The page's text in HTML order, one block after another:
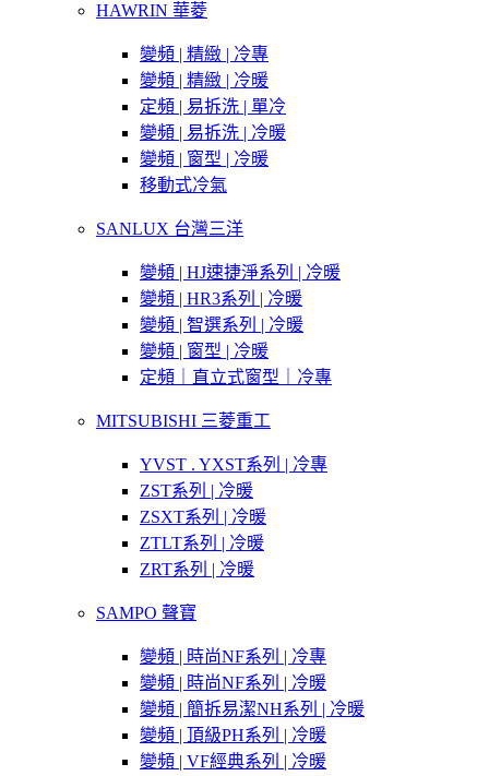
HAWRIN 華菱
變頻 | 精緻 | 冷專
變頻 | 精緻 | 冷暖
定頻 | 易拆洗 | 單冷
變頻 | 易拆洗 | 冷暖
變頻 | 窗型 | 冷暖
移動式冷氣
SANLUX 台灣三洋
變頻 | HJ速捷淨系列 | 冷暖
變頻 | HR3系列 | 冷暖
變頻 | 智選系列 | 冷暖
變頻 | 窗型 | 冷暖
定頻｜直立式窗型｜冷專
MITSUBISHI 三菱重工
YVST . YXST系列 | 冷專
ZST系列 | 冷暖
ZSXT系列 | 冷暖
ZTLT系列 | 冷暖
ZRT系列 | 冷暖
SAMPO 聲寶
變頻 | 時尚NF系列 | 冷專
變頻 | 時尚NF系列 | 冷暖
變頻 | 簡拆易潔NH系列 | 冷暖
變頻 | 頂級PH系列 | 冷暖
變頻 | VF經典系列 | 冷暖